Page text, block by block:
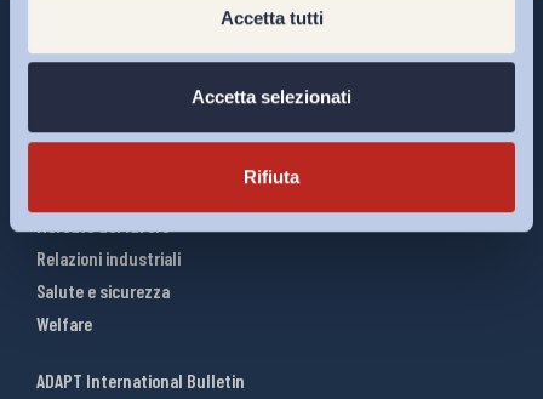
Accetta tutti
Accetta selezionati
Rifiuta
Interventi ADAPT
Relazioni industriali
Salute e sicurezza
Welfare
ADAPT International Bulletin